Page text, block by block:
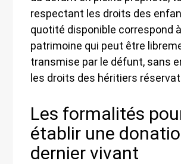
respectant les droits des
quotité disponible correspond
patrimoine qui peut être
transmise par le défunt, sans
les droits des héritiers
Les formalités
établir une
dernier vivant